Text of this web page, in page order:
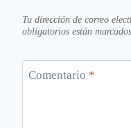
Tu dirección de correo
obligatorios están
Comentario *